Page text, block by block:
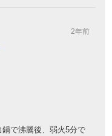
2年前
で沸騰後、弱火5分で